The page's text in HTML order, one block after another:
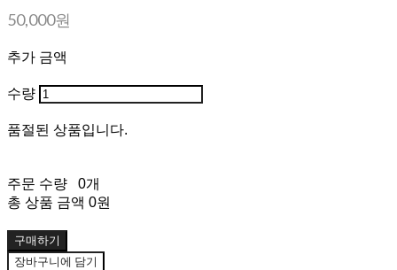
50,000원
추가 금액
수량
품절된 상품입니다.
주문 수량
0개
총 상품 금액 0원
구매하기
장바구니에 담기